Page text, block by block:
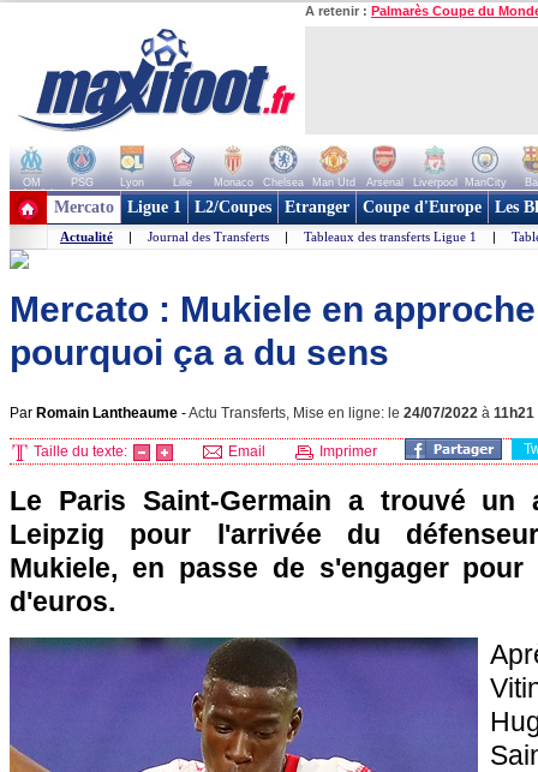
A retenir : Palmarès Coupe du
OM PSG Lyon Lille Monaco Chelsea Man Utd Arsenal Liverpool ManCity
+ de clubs
Mercato Ligue 1 L2/Coupes Etranger Coupe d'Europe Les
Actualité | Journal des Transferts | Tableaux des transferts Ligue 1 |
Mercato : Mukiele en
pourquoi ça a du sens
Par Romain Lantheaume -Actu Transferts, Mise en ligne: le 24/07/2022 à 11h21
Taille du texte: Email Imprimer
Le Paris Saint-Germain a trouvé un
Leipzig pour l'arrivée du
Mukiele, en passe de s'engager
d'euros.